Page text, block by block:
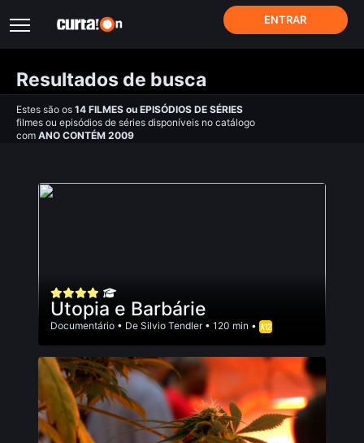
ENTRAR
Resultados de busca
Estes são os 14 FILMES ou EPISÓDIOS DE SÉRIES
filmes ou episódios de séries disponíveis no catálogo
com ANO CONTÉM 2009
Utopia e Barbárie
Documentário • De Silvio Tendler• 120 min •